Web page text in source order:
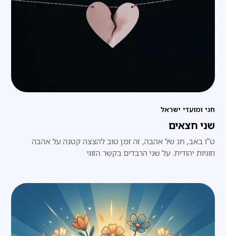
חגי ומועדי ישראל
שני חצאים
ט"ו באב, חג של אהבה, זה זמן טוב להצצה קטנה על אהבה
וזוגיות יהודית. על שני הרבדים בקשר הזוגי